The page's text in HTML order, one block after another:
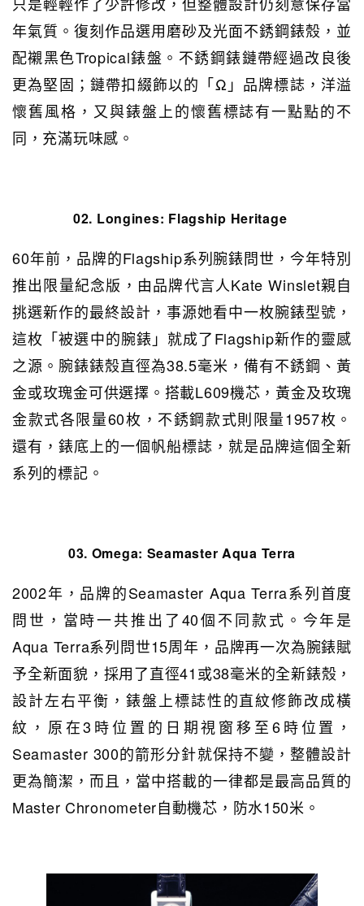
年氣質。復刻作品選用磨砂及光面不銹鋼錶殼，並
配襯黑色Tropical錶盤。不銹鋼錶鏈帶經過改良後
更為堅固；鏈帶扣綴飾以的「Ω」品牌標誌，洋溢
懷舊風格，又與錶盤上的懷舊標誌有一點點的不
同，充滿玩味感。
02. Longines: Flagship Heritage
60年前，品牌的Flagship系列腕錶問世，今年特別
推出限量紀念版，由品牌代言人Kate Winslet親自
挑選新作的最終設計，事源她看中一枚腕錶型號，
這枚「被選中的腕錶」就成了Flagship新作的靈感
之源。腕錶錶殼直徑為38.5毫米，備有不銹鋼、黃
金或玫瑰金可供選擇。搭載L609機芯，黃金及玫瑰
金款式各限量60枚，不銹鋼款式則限量1957枚。
還有，錶底上的一個帆船標誌，就是品牌這個全新
系列的標記。
03. Omega: Seamaster Aqua Terra
2002年，品牌的Seamaster Aqua Terra系列首度
問世，當時一共推出了40個不同款式。今年是
Aqua Terra系列問世15周年，品牌再一次為腕錶賦
予全新面貌，採用了直徑41或38毫米的全新錶殼，
設計左右平衡，錶盤上標誌性的直紋修飾改成橫
紋，原在3時位置的日期視窗移至6時位置，
Seamaster 300的箭形分針就保持不變，整體設計
更為簡潔，而且，當中搭載的一律都是最高品質的
Master Chronometer自動機芯，防水150米。